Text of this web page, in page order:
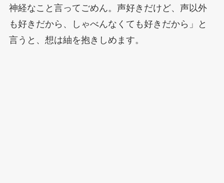
神経なこと言ってごめん。声好きだけど、声以外
も好きだから、しゃべんなくても好きだから」と
言うと、想は紬を抱きしめます。